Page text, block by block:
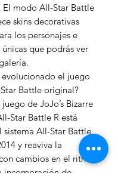
El modo All-Star Battle
skins decorativas
los personajes e
que podrás ver
el juego
Battle original?
de JoJo’s Bizarre
Star Battle R está
sistema All-Star Battle
y reaviva la
cambios en el ritmo
incorporación de